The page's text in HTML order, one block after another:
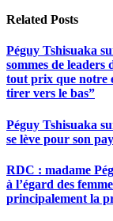
Related Posts
Péguy Tshisuaka
sommes de leaders
tout prix que notre
tirer vers le bas”
Péguy Tshisuaka
se lève pour son
RDC : madame
à l’égard des
principalement la